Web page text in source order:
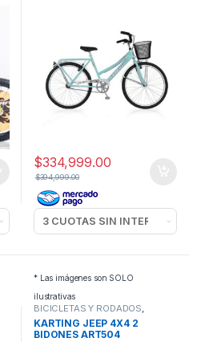
$334,999.00
$394,999.00
* Las imágenes son SOLO
ilustrativas
BICICLETAS Y RODADOS,
KARTING A PEDAL
KARTING JEEP 4X4 2
BIDONES ART504